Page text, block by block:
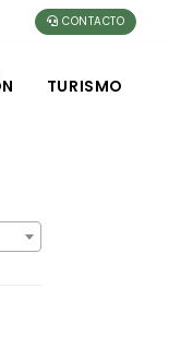
CONTACTO
TURISMO